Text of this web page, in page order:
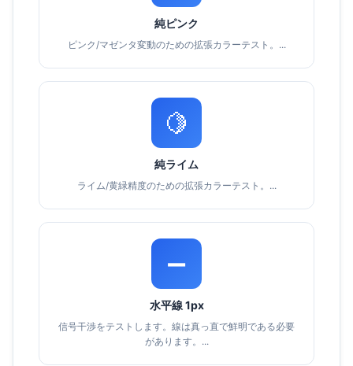
純ピンク
ピンク/マゼンタ変動のための拡張カラーテスト。...
🍋
純ライム
ライム/黄緑精度のための拡張カラーテスト。...
➖
水平線 1px
信号干渉をテストします。線は真っ直で鮮明である必要
があります。...